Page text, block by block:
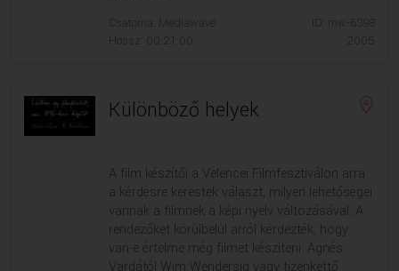
Csatorna: Mediawave
Hossz: 00:21:00
Különböző helyek
A film készítői a Velencei Filmfesztiválon arra
a kérdésre kerestek választ, milyen lehetőségei
vannak a filmnek a képi nyelv változásával. A
rendezőket körülbelül arról kérdezték, hogy
van-e értelme még filmet készíteni. Agnés
Vardától Wim Wendersig vagy tizenkettő